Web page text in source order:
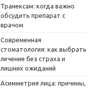
Транексам: когда важно
обсудить препарат с
врачом
Современная
стоматология: как выбрать
лечение без страха и
лишних ожиданий
Асимметрия лица: причины,